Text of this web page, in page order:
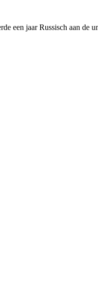
een jaar Russisch aan de